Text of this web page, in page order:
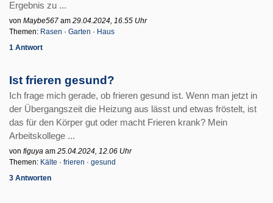
Ergebnis zu ...
von Maybe567 am 29.04.2024, 16.55 Uhr
Themen: Rasen · Garten · Haus
1 Antwort
Ist frieren gesund?
Ich frage mich gerade, ob frieren gesund ist. Wenn man jetzt in
der Übergangszeit die Heizung aus lässt und etwas fröstelt, ist
das für den Körper gut oder macht Frieren krank? Mein
Arbeitskollege ...
von figuya am 25.04.2024, 12.06 Uhr
Themen: Kälte · frieren · gesund
3 Antworten